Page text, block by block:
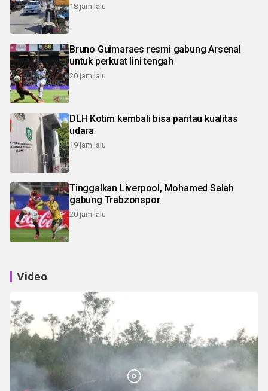
18 jam lalu
Bruno Guimaraes resmi gabung Arsenal
untuk perkuat lini tengah
20 jam lalu
DLH Kotim kembali bisa pantau kualitas
udara
19 jam lalu
Tinggalkan Liverpool, Mohamed Salah
gabung Trabzonspor
20 jam lalu
Video